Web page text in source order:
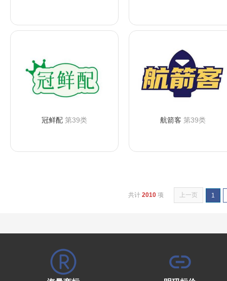
冠鲜配 第39类 航箭客 第39类
共计 2010 项 上一页 1